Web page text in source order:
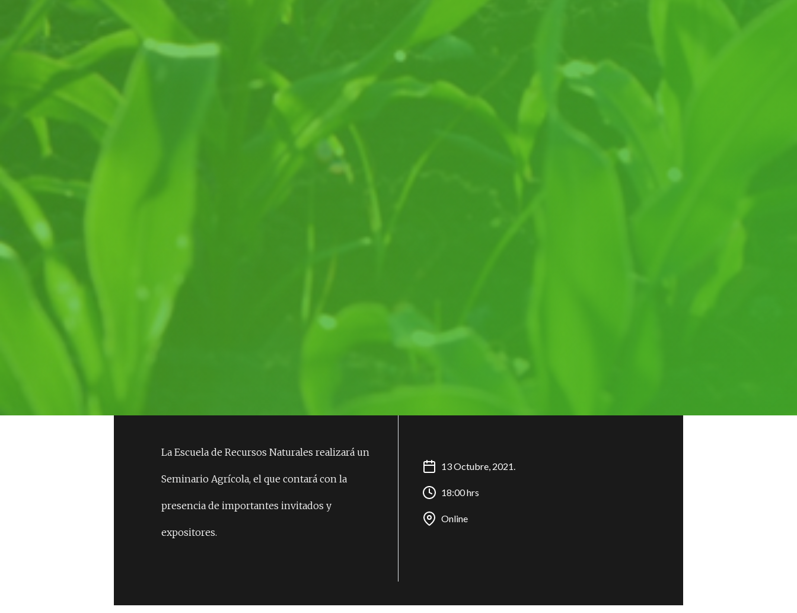
La Escuela de Recursos Naturales realizará un
Seminario Agrícola, el que contará con la
presencia de importantes invitados y
expositores.
13 Octubre, 2021.
18:00 hrs
Online